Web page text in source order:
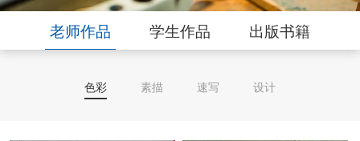
老师作品 学生作品 出版书籍
色彩 素描 速写 设计